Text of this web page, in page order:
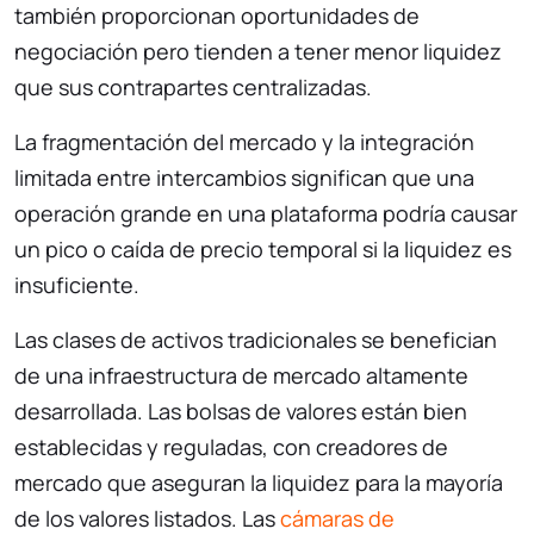
también proporcionan oportunidades de
negociación pero tienden a tener menor liquidez
que sus contrapartes centralizadas.
La fragmentación del mercado y la integración
limitada entre intercambios significan que una
operación grande en una plataforma podría causar
un pico o caída de precio temporal si la liquidez es
insuficiente.
Las clases de activos tradicionales se benefician
de una infraestructura de mercado altamente
desarrollada. Las bolsas de valores están bien
establecidas y reguladas, con creadores de
mercado que aseguran la liquidez para la mayoría
de los valores listados. Lascámaras de